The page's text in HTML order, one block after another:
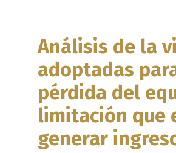
Análisis de la
adoptadas
pérdida del
limitación que
generar